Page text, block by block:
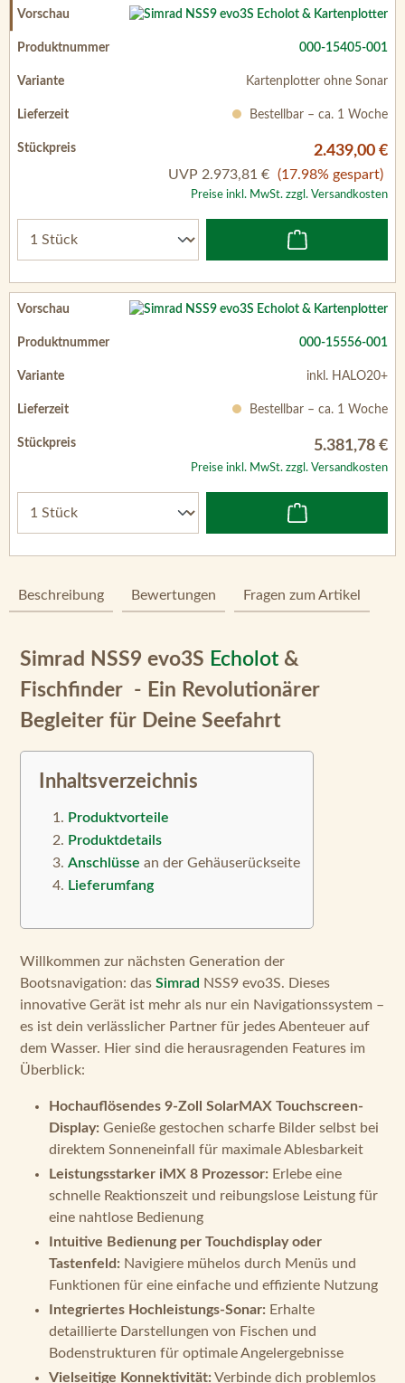
000-15405-001
Kartenplotter ohne Sonar
Bestellbar – ca. 1 Woche
2.439,00 €
UVP 2.973,81 € (17.98% gespart)
Preise inkl. MwSt. zzgl. Versandkosten
000-15556-001
inkl. HALO20+
Bestellbar – ca. 1 Woche
5.381,78 €
Preise inkl. MwSt. zzgl. Versandkosten
Beschreibung Bewertungen Fragen zum Artikel
Simrad NSS9 evo3S Echolot &
Fischfinder - Ein Revolutionärer
Begleiter für Deine Seefahrt
Inhaltsverzeichnis
Produktvorteile
Produktdetails
Anschlüsse an der Gehäuserückseite
Lieferumfang
Willkommen zur nächsten Generation der
Bootsnavigation: das Simrad NSS9 evo3S. Dieses
innovative Gerät ist mehr als nur ein Navigationssystem –
es ist dein verlässlicher Partner für jedes Abenteuer auf
dem Wasser. Hier sind die herausragenden Features im
Überblick:
Hochauflösendes 9-Zoll SolarMAX Touchscreen-
Display: Genieße gestochen scharfe Bilder selbst bei
direktem Sonneneinfall für maximale Ablesbarkeit
Leistungsstarker iMX 8 Prozessor: Erlebe eine
schnelle Reaktionszeit und reibungslose Leistung für
eine nahtlose Bedienung
Intuitive Bedienung per Touchdisplay oder
Tastenfeld: Navigiere mühelos durch Menüs und
Funktionen für eine einfache und effiziente Nutzung
Integriertes Hochleistungs-Sonar: Erhalte
detaillierte Darstellungen von Fischen und
Bodenstrukturen für optimale Angelergebnisse
Vielseitige Konnektivität: Verbinde dich problemlos